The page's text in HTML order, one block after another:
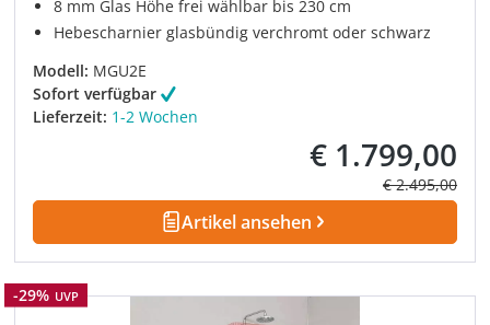
8 mm Glas Höhe frei wählbar bis 230 cm
Hebescharnier glasbündig verchromt oder schwarz
Modell: MGU2E
Sofort verfügbar
Lieferzeit: 1-2 Wochen
Verkaufspreis:
€ 1.799,00
Regulärer
€ 2.495,00
Artikel ansehen
Rabatt
-29% UVP